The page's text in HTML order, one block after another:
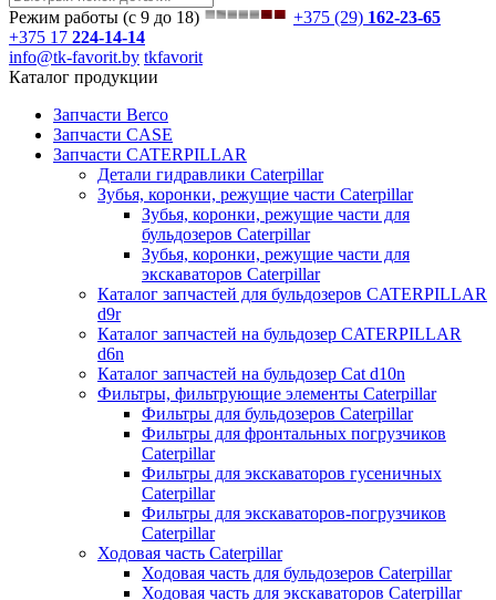
Режим работы (с 9 до 18) +375 (29) 162-23-65
+375 17 224-14-14
info@tk-favorit.by tkfavorit
Каталог продукции
Запчасти Berco
Запчасти CASE
Запчасти CATERPILLAR
Детали гидравлики Caterpillar
Зубья, коронки, режущие части Caterpillar
Зубья, коронки, режущие части для
бульдозеров Caterpillar
Зубья, коронки, режущие части для
экскаваторов Caterpillar
Каталог запчастей для бульдозеров CATERPILLAR
d9r
Каталог запчастей на бульдозер CATERPILLAR
d6n
Каталог запчастей на бульдозер Сat d10n
Фильтры, фильтрующие элементы Caterpillar
Фильтры для бульдозеров Caterpillar
Фильтры для фронтальных погрузчиков
Caterpillar
Фильтры для экскаваторов гусеничных
Caterpillar
Фильтры для экскаваторов-погрузчиков
Caterpillar
Ходовая часть Caterpillar
Ходовая часть для бульдозеров Caterpillar
Ходовая часть для экскаваторов Caterpillar